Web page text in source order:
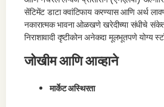
सेंटिमेंट डाटा क्वांटिफाय करण्यास आणि अर्थ
नकारात्मक भावना ओळखणे खरेदीच्या संधीचे
निराशावादी दृष्टीकोन अनेकदा मूलभूतपणे योग्य
जोखीम आणि आव्हाने
मार्केट अस्थिरता